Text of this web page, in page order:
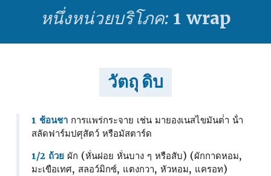
หนึ่งหน่วยบริโภค: 1 wrap
วัตถุ ดิบ
1 ช้อนชา การแพร่กระจาย เช่น มายองเนสไขมันต่ํา น้ํา
สลัดฟาร์มปศุสัตว์ หรือมัสตาร์ด
1/2 ถ้วย ผัก (หั่นฝอย หั่นบาง ๆ หรือสับ) (ผักกาดหอม,
มะเขือเทศ, สลอว์มิกซ์, แตงกวา, หัวหอม, แครอท)